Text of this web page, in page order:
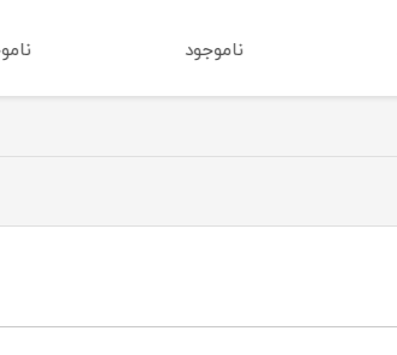
ناموجود